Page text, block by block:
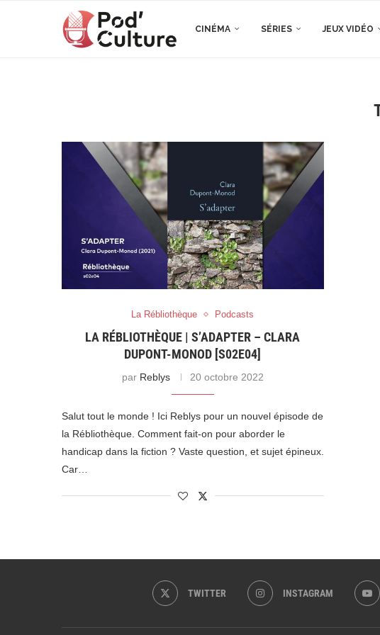
CINÉMA SÉRIES JEUX VIDÉO
La Rébliothèque Podcasts
LA RÉBLIOTHÈQUE | S’ADAPTER – CLARA
DUPONT-MONOD [S02E04]
par Reblys 20 octobre 2022
Salut tout le monde ! Ici Reblys pour un nouvel épisode de
la Rébliothèque. Comment fait-on pour aborder le
handicap dans la fiction ? Vaste question, et sujet épineux.
Car…
TWITTER INSTAGRAM